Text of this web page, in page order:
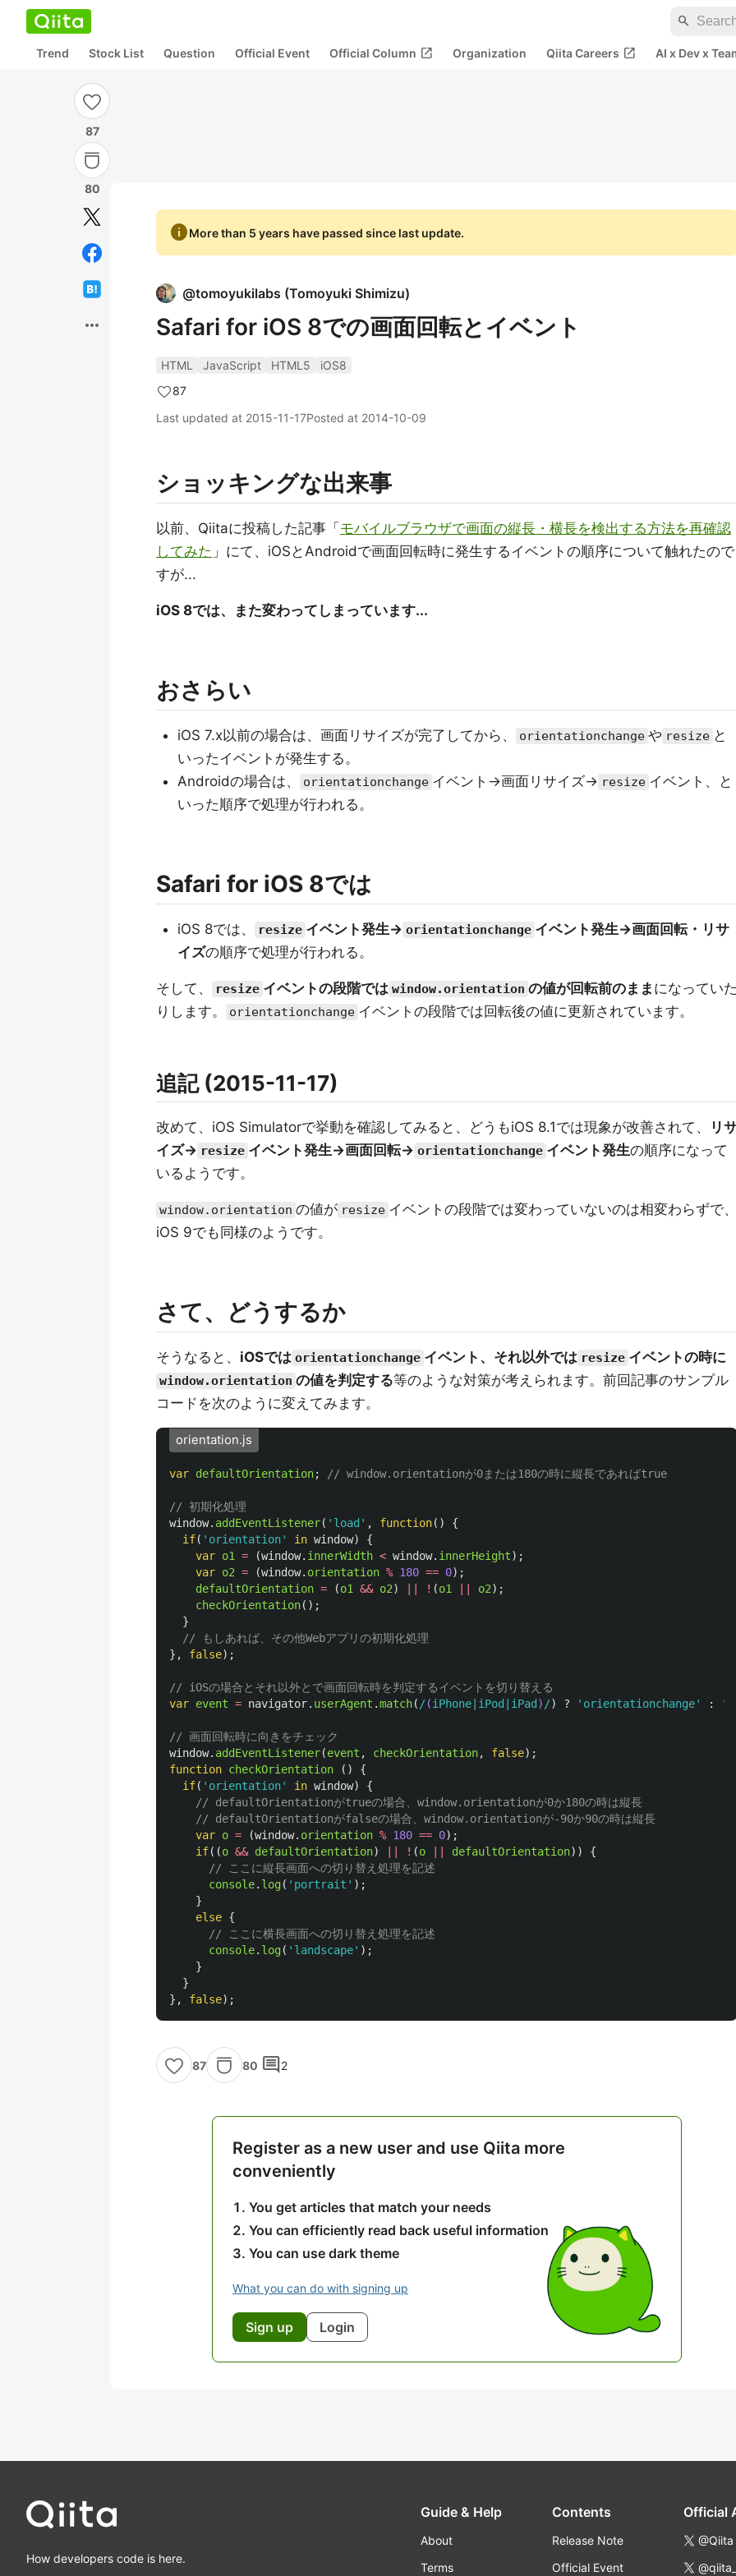
search
Trend Stock List Question Official Event Official Column open_in_new Organization Qiita Careers open_in_new AI x Dev x
87
80
more_horiz
infoMore than 5 years have passed since last update.
@tomoyukilabs (Tomoyuki Shimizu)
Safari for iOS 8での画面回転とイベント
HTML JavaScript HTML5
iOS8
87
Last updated at 2015-11-17Posted at 2014-10-09
ショッキングな出来事
以前、Qiitaに投稿した記事「 モバイルブラウザで画面の縦長・横長を検出する方法を再確認
してみた 」にて、iOSとAndroidで画面回転時に発生するイベントの順序について触れたので
すが...
iOS 8では、また変わってしまっています...
おさらい
iOS 7.x以前の場合は、画面リサイズが完了してから、 orientationchange や resize と
いったイベントが発生する。
Androidの場合は、
orientationchange イベント→画面リサイズ→ resize イベント、と
いった順序で処理が行われる。
Safari for iOS 8では
iOS 8では、 resize イベント発生→ orientationchange イベント発生→画面回転・リサ
イズの順序で処理が行われる。
そして、 resize イベントの段階では window.orientation の値が回転前のまま になってい
りします。
orientationchange イベントの段階では回転後の値に更新されています。
追記 (2015-11-17)
改めて、iOS Simulatorで挙動を確認してみると、どうもiOS 8.1では現象が改善されて、
リ
イズ→ resize イベント発生→画面回転→ orientationchange イベント発生の順序になって
いるようです。
window.orientation の値が resize イベントの段階では変わっていないのは相変わらずで
iOS 9でも同様のようです。
さて、どうするか
そうなると、 iOSでは orientationchange イベント、それ以外では resize イベントの時に
window.orientation の値を判定する等のような対策が考えられます。前回記事のサンプル
コードを次のように変えてみます。
orientation.js
var defaultOrientation; // window.orientationが0または180の時に縦長であればtrue
// 初期化処理
window. addEventListener( ' load ' , function()
{
if( ' orientation' in window)
{
var o1 = (window. innerWidth < window. innerHeight);
var o2 = (window. orientation % 180 == 0);
defaultOrientation = (o1 && o2) ! (o1 o2);
checkOrientation();
}
// もしあれば、その他Webアプリの初期化処理
},
false);
// iOSの場合とそれ以外とで画面回転時を判定するイベントを切り替える
var event = navigator. userAgent .match( /(iPhone|iPod|iPad ) /) ? ' orientationchange' : '
// 画面回転時に向きをチェック
window. addEventListener(event , checkOrientation, false);
function checkOrientation ()
{
if( ' orientation' in window)
{
// defaultOrientationがtrueの場合、window.orientationが0か180の時は縦長
// defaultOrientationがfalseの場合、window.orientationが-90か90の時は縦長
var o = (window. orientation % 180 == 0);
if((o && defaultOrientation) ! (o defaultOrientation))
{
// ここに縦長画面への切り替え処理を記述
console. log( ' portrait ' );
}
else {
// ここに横長画面への切り替え処理を記述
console. log( ' landscape' );
}
}
},
false);
87 80 comment2
Register as a new user and use Qiita more
conveniently
You get articles that match your needs
You can efficiently read back useful information
You can use dark theme
What you can do with signing up
Sign up Login
How developers code is here.
Guide & Help
About
Terms
Contents
Release Note
Official Event
Official
@Qiita